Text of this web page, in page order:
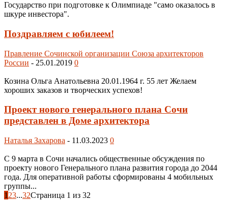
Государство при подготовке к Олимпиаде "само оказалось в
шкуре инвестора".
Поздравляем с юбилеем!
Правление Сочинской организации Союза архитекторов
России - 25.01.2019 0
Козина Ольга Анатольевна 20.01.1964 г. 55 лет Желаем
хороших заказов и творческих успехов!
Проект нового генерального плана Сочи
представлен в Доме архитектора
Наталья Захарова - 11.03.2023 0
С 9 марта в Сочи начались общественные обсуждения по
проекту нового Генерального плана развития города до 2044
года. Для оперативной работы сформированы 4 мобильных
группы...
1 23...32Страница 1 из 32